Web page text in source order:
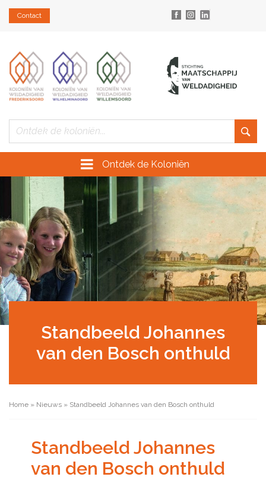
Contact
Ontdek de Koloniën
Standbeeld Johannes
van den Bosch onthuld
Home » Nieuws » Standbeeld Johannes van den Bosch onthuld
Standbeeld Johannes
van den Bosch onthuld